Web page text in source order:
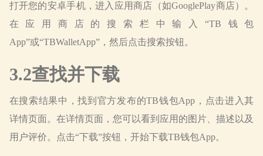
打开您的安卓手机，进入应用商店（如GooglePlay商店）。
在应用商店的搜索栏中输入“TB钱包
App”或“TBWalletApp”，然后点击搜索按钮。
3.2查找并下载
在搜索结果中，找到官方发布的TB钱包App，点击进入其
详情页面。在详情页面，您可以看到应用的图片、描述以及
用户评价。点击“下载”按钮，开始下载TB钱包App。